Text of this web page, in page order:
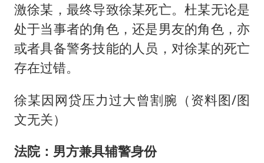
激徐某，最终导致徐某死亡。杜某无论是
处于当事者的角色，还是男友的角色，亦
或者具备警务技能的人员，对徐某的死亡
存在过错。
徐某因网贷压力过大曾割腕（资料图/图
文无关）
法院：男方兼具辅警身份